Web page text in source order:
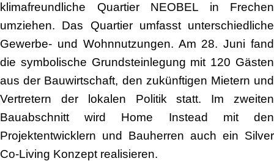
klimafreundliche Quartier NEOBEL in Frechen
umziehen. Das Quartier umfasst unterschiedliche
Gewerbe- und Wohnnutzungen. Am 28. Juni fand
die symbolische Grundsteinlegung mit 120 Gästen
aus der Bauwirtschaft, den zukünftigen Mietern und
Vertretern der lokalen Politik statt. Im zweiten
Bauabschnitt wird Home Instead mit den
Projektentwicklern und Bauherren auch ein Silver
Co-Living Konzept realisieren.